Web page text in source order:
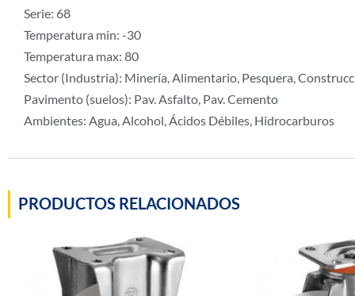
Serie: 68
Temperatura min: -30
Temperatura max: 80
Sector (Industria): Minería, Alimentario, Pesquera,
Pavimento (suelos): Pav. Asfalto, Pav. Cemento
Ambientes: Agua, Alcohol, Ácidos Débiles, Hidrocarburos
PRODUCTOS RELACIONADOS